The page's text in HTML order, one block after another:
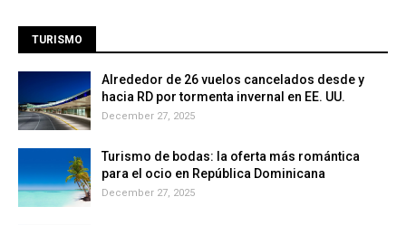
TURISMO
Alrededor de 26 vuelos cancelados desde y
hacia RD por tormenta invernal en EE. UU.
December 27, 2025
Turismo de bodas: la oferta más romántica
para el ocio en República Dominicana
December 27, 2025